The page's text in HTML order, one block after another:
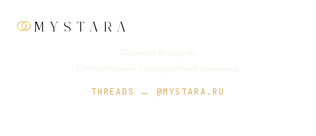
MYSTARA
THREADS → @MYSTARA.RU